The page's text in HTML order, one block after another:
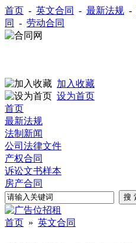
首页 - 英文合同 - 最新法规 -
同
- 劳动合同
加入收藏
设为首页
首页
最新法规
法制新闻
公司法律文件
产权合同
诉讼文书样本
房产合同
首页 » 英文合同